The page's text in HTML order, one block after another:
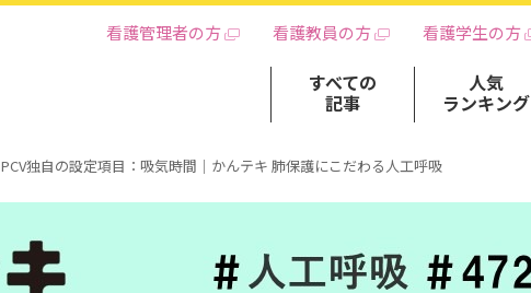
看護管理者の方 看護教員の方 看護学生の方
すべての
記事
人気
ランキング
PCV独自の設定項目：吸気時間｜かんテキ 肺保護にこだわる人工呼吸